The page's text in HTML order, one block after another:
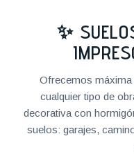
✨
Ofrecemos máxima
cualquier tipo de
decorativa con
suelos: garajes,